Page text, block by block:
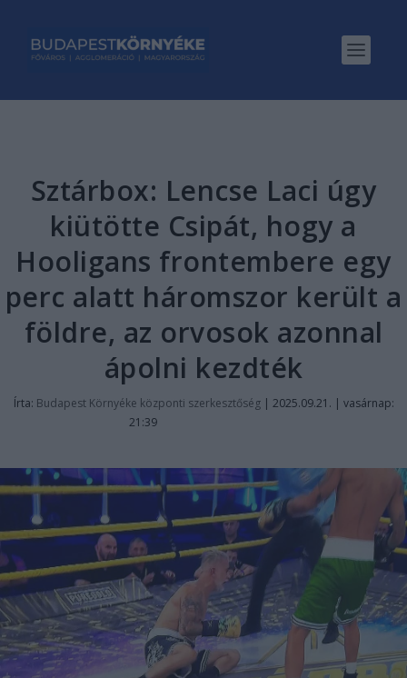
Sztárbox: Lencse Laci úgy
kiütötte Csipát, hogy a
Hooligans frontembere egy
perc alatt háromszor került a
földre, az orvosok azonnal
ápolni kezdték
Írta: Budapest Környéke központi szerkesztőség| 2025.09.21. | vasárnap:
21:39